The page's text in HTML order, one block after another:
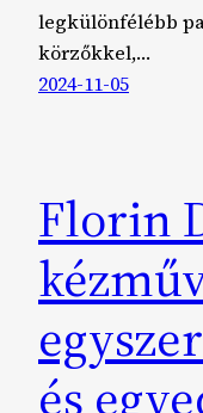
legkülönfélébb
körzőkkel,…
2024-11-05
Florin
és